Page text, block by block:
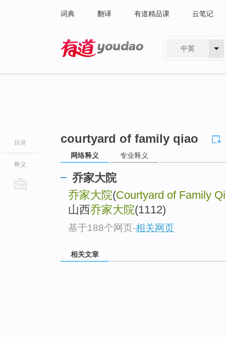
词典 翻译 有道精品课 云笔记
中英
目录
释义
courtyard of family qiao
网络释义 专业释义
乔家大院
乔家大院(Courtyard of Family
山西乔家大院(1112)
基于188个网页-相关网页
相关文章